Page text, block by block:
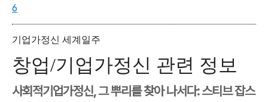
6
기업가정신 세계일주
창업/기업가정신 관련 정보
사회적기업가정신, 그 뿌리를 찾아 나서다: 스티브 잡스